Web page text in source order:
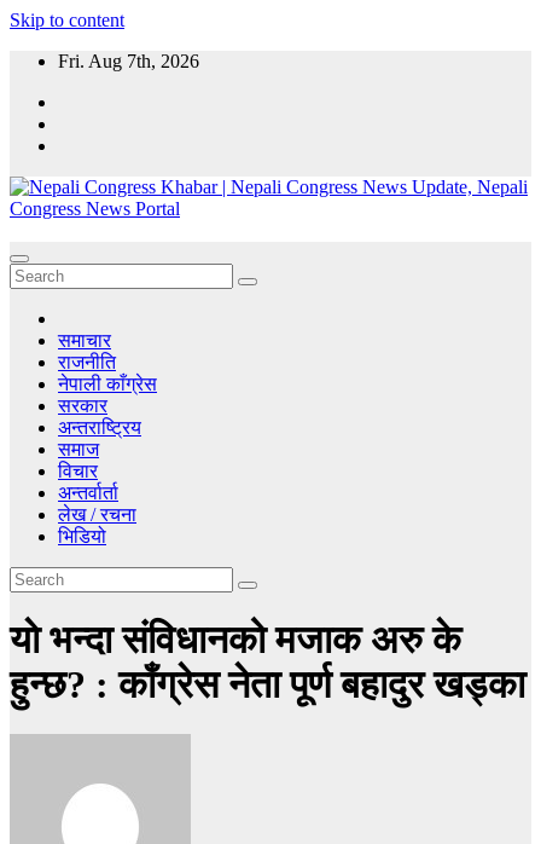
Skip to content
Fri. Aug 7th, 2026
Congress News Portal
News, Nepali Congress News Update, Nepal political parties and
Leaders.
समाचार
राजनीति
नेपाली काँग्रेस
सरकार
अन्तराष्ट्रिय
समाज
विचार
अन्तर्वार्ता
लेख / रचना
भिडियो
याे भन्दा संविधानको मजाक अरु के
हुन्छ? : काँग्रेस नेता पूर्ण बहादुर खड्का